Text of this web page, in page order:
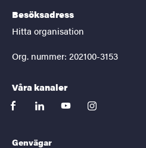
Besöksadress
Hitta organisation
Org. nummer: 202100-3153
Våra kanaler
facebooklinkedinyoutubeinstagram
Genvägar